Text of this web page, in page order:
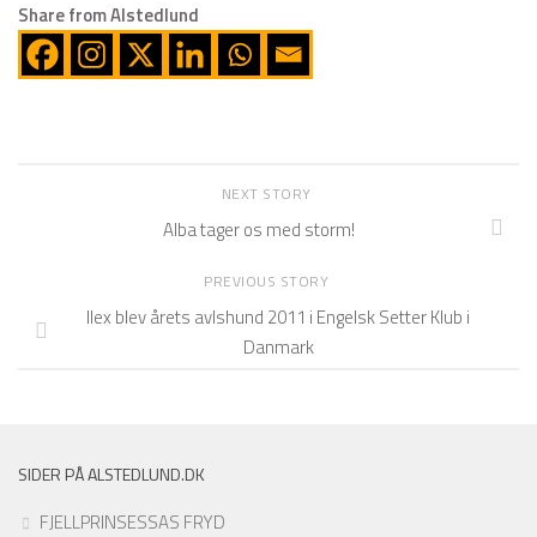
Share from Alstedlund
NEXT STORY
Alba tager os med storm!
PREVIOUS STORY
Ilex blev årets avlshund 2011 i Engelsk Setter Klub i
Danmark
SIDER PÅ ALSTEDLUND.DK
FJELLPRINSESSAS FRYD